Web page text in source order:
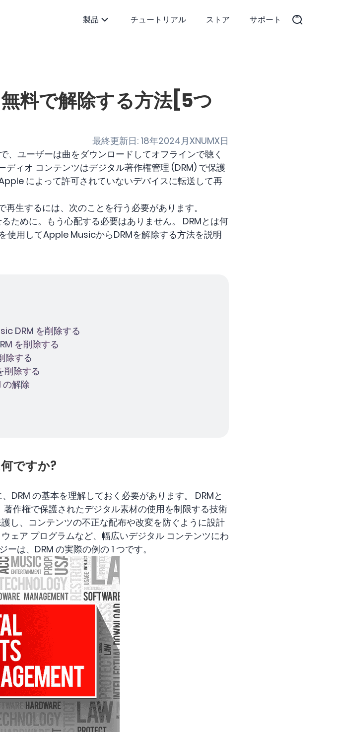
製品 チュートリアル ストア サポート
料で解除する方法[5つ
最終更新日: 18年2024月XNUMX日
ユーザーは曲をダウンロードしてオフラインで聴く
ィオ コンテンツはデジタル著作権管理 (DRM) で保護
によって許可されていないデバイスに転送して再
生するには、次のことを行う必要があります。
ために。もう心配する必要はありません。 DRMとは何
使用してApple MusicからDRMを解除する方法を説明
DRM を削除する
を削除する
除する
削除する
解除
ですか?
DRM の基本を理解しておく必要があります。 DRMと
作権で保護されたデジタル素材の使用を制限する技術
し、コンテンツの不正な配布や改変を防ぐように設計
ェア プログラムなど、幅広いデジタル コンテンツにわ
ーは、DRM の実際の例の 1 つです。